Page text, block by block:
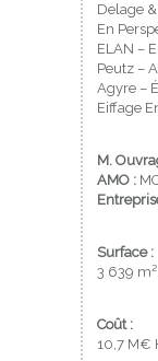
Delage
En
ELAN –
Peutz –
Agyre –
Eiffage
M.
AMO :
Surface :
3 639
Coût :
10,7 M€